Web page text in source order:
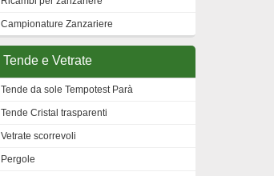
Campionature Zanzariere
Tende e Vetrate
Tende da sole Tempotest Parà
Tende Cristal trasparenti
Vetrate scorrevoli
Pergole